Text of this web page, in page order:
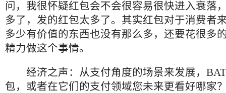
问，我很怀疑红包会不会很容易很快进入衰落
多了，发的红包太多了。其实红包对于消费者
多少有价值的东西也没有那么多，还要花很多
精力做这个事情。
经济之声：从支付角度的场景来发展， BAT
包，或者在它们的支付领域您未来更看好哪家